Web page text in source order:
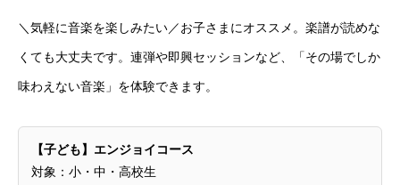
＼気軽に音楽を楽しみたい／お子さまにオススメ。楽譜が読めな
くても大丈夫です。連弾や即興セッションなど、「その場でしか
味わえない音楽」を体験できます。
【子ども】エンジョイコース
対象：小・中・高校生